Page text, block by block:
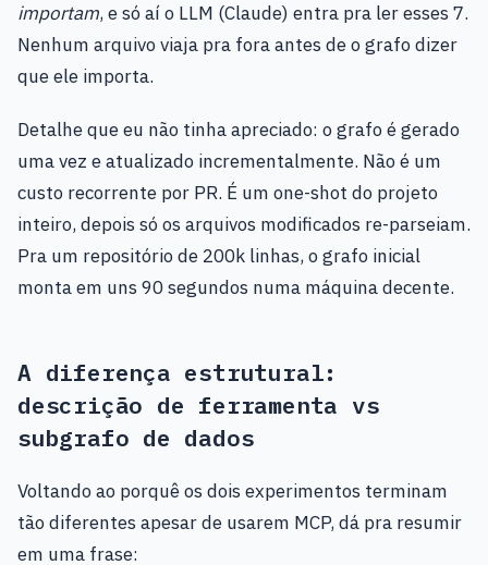
importam, e só aí o LLM (Claude) entra pra ler esses 7.
Nenhum arquivo viaja pra fora antes de o grafo dizer
que ele importa.
Detalhe que eu não tinha apreciado: o grafo é gerado
uma vez e atualizado incrementalmente. Não é um
custo recorrente por PR. É um one-shot do projeto
inteiro, depois só os arquivos modificados re-parseiam.
Pra um repositório de 200k linhas, o grafo inicial
monta em uns 90 segundos numa máquina decente.
A diferença estrutural:
descrição de ferramenta vs
subgrafo de dados
Voltando ao porquê os dois experimentos terminam
tão diferentes apesar de usarem MCP, dá pra resumir
em uma frase: